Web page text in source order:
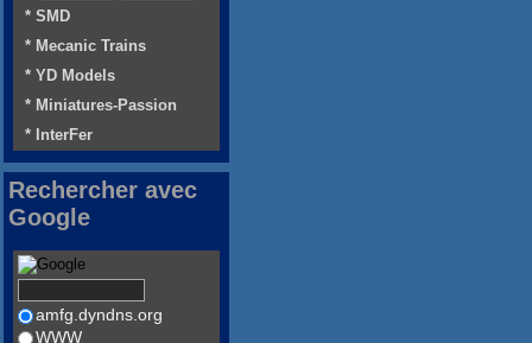
* SMD
* Mecanic Trains
* YD Models
* Miniatures-Passion
* InterFer
Rechercher avec
Google
amfg.dyndns.org
WWW